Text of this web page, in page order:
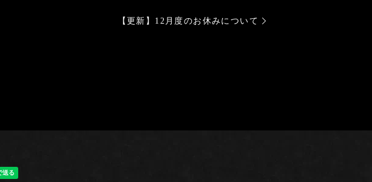
【更新】12月度のお休みについて